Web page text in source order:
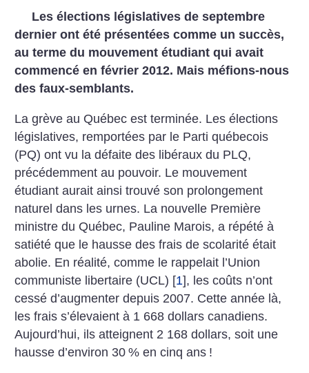
Les élections législatives de septembre
dernier ont été présentées comme un succès,
au terme du mouvement étudiant qui avait
commencé en février 2012. Mais méfions-nous
des faux-semblants.
La grève au Québec est terminée. Les élections
législatives, remportées par le Parti québecois
(PQ) ont vu la défaite des libéraux du PLQ,
précédemment au pouvoir. Le mouvement
étudiant aurait ainsi trouvé son prolongement
naturel dans les urnes. La nouvelle Première
ministre du Québec, Pauline Marois, a répété à
satiété que le hausse des frais de scolarité était
abolie. En réalité, comme le rappelait l’Union
communiste libertaire (UCL) [1], les coûts n’ont
cessé d’augmenter depuis 2007. Cette année là,
les frais s’élevaient à 1 668 dollars canadiens.
Aujourd’hui, ils atteignent 2 168 dollars, soit une
hausse d’environ 30 % en cinq ans !